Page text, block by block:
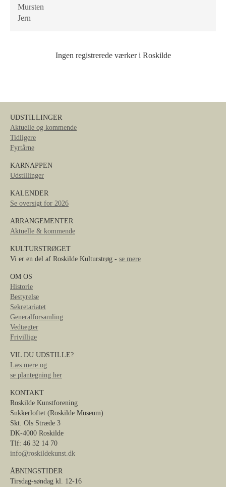
Mursten
Jern
Ingen registrerede værker i Roskilde
UDSTILLINGER
Aktuelle og kommende
Tidligere
Fyrtårne
KARNAPPEN
Udstillinger
KALENDER
Se oversigt for 2026
ARRANGEMENTER
Aktuelle & kommende
KULTURSTRØGET
Vi er en del af Roskilde Kulturstrøg - se mere
OM OS
Historie
Bestyrelse
Sekretariatet
Generalforsamling
Vedtægter
Frivillige
VIL DU UDSTILLE?
Læs mere og
se plantegning her
KONTAKT
Roskilde Kunstforening
Sukkerloftet (Roskilde Museum)
Skt. Ols Stræde 3
DK-4000 Roskilde
Tlf: 46 32 14 70
info@roskildekunst.dk
ÅBNINGSTIDER
Tirsdag-søndag kl. 12-16